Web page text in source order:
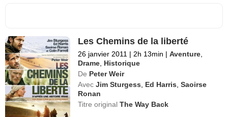
Les Chemins de la liberté
26 janvier 2011 | 2h 13min | Aventure
Drame Historique
De Peter Weir
Avec Jim Sturgess Ed Harris ,Saoirse
Ronan
Titre originalThe Way Back